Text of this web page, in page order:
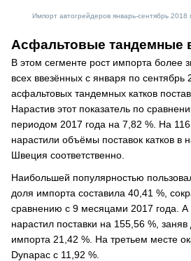
Импорт автогрейдеров январь-сентябрь 2018
Асфальтовые тандемные
В этом сегменте рост импорта более
всех ввезённых с января по сентябрь
асфальтовых тандемных катков
Нарастив этот показатель по
периодом 2017 года на 7,82 %. На
нарастили объёмы поставок катков в
Швеция соответственно.
Наибольшей популярностью
доля импорта составила 40,41 %,
сравнению с 9 месяцами 2017 года. А
нарастил поставки на 155,56 %,
импорта 21,42 %. На третьем месте
Dynapac с 11,92 %.